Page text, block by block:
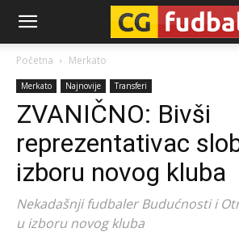
CG-
Fudbal
Početna Merkato
Merkato Najnovije Transferi
ZVANIČNO: Bivši
reprezentativac
izboru novog kluba
Nekadašnji fudbaler Budućnosti i
u izboru novog kluba